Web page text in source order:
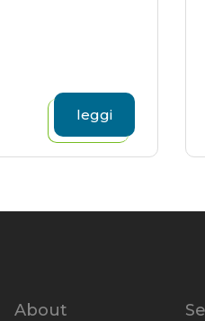
leggi
About